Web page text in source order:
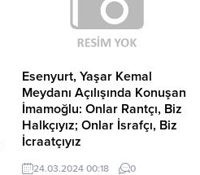
başvuruları, 15-27 Kasım günleri
arasında yapılacak. Türkiye
genelinde ve Kıbrıs’ta 1995
kadına ulaşan KİHEP, Türkiye ve
dünyadaki en kapsamlı
sürdürülebilir insan hakları eğitim
programlarından...
Esenyurt, Yaşar Kemal
Meydanı Açılışında Konuşan
İmamoğlu: Onlar Rantçı, Biz
Halkçıyız; Onlar İsrafçı, Biz
İcraatçıyız
İBB Başkanı Ekrem İmamoğlu,
24.03.2024 00:18 0